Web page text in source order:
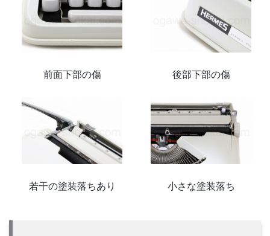
前面下部の傷 後部下部の傷
若干の塗装落ちあり 小さな塗装落ち